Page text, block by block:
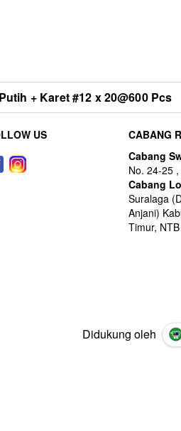
+ Karet #12 x 20@600 Pcs
US CABANG
Didukung oleh